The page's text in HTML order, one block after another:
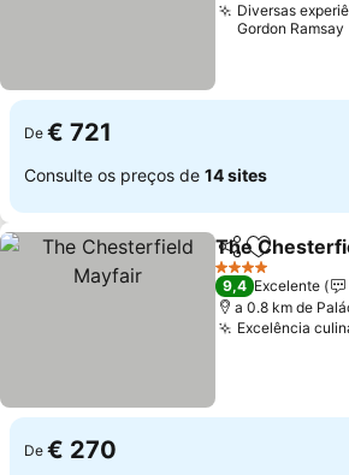
Diversas
Gordon Ramsay
De € 721
Consulte os preços de 14 sites
PartilharAdicionar
The
4 Estrelas
9,4 Excelente
a 0.8 km de
Excelência
De € 270